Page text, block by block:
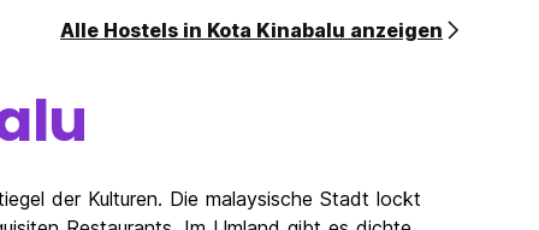
Alle Hostels in Kota Kinabalu anzeigen
der Kulturen. Die malaysische Stadt lockt